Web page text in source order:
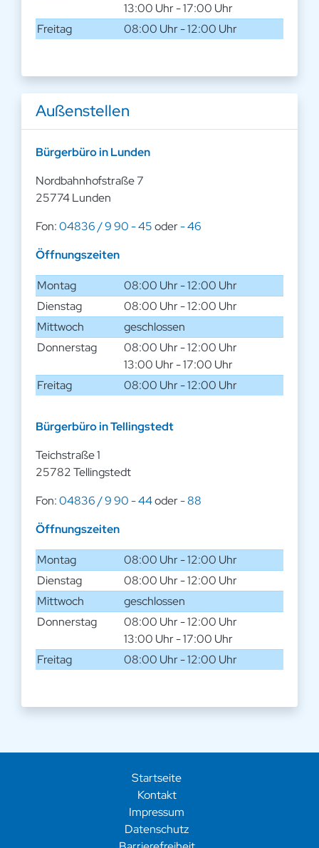
13:00 Uhr - 17:00 Uhr
Freitag
08:00 Uhr - 12:00 Uhr
Außenstellen
Bürgerbüro in Lunden
Nordbahnhofstraße 7
25774 Lunden
Fon:04836 / 9 90 - 45oder- 46
Öffnungszeiten
Montag
08:00 Uhr - 12:00 Uhr
Dienstag
08:00 Uhr - 12:00 Uhr
Mittwoch
geschlossen
Donnerstag
08:00 Uhr - 12:00 Uhr
13:00 Uhr - 17:00 Uhr
Freitag
08:00 Uhr - 12:00 Uhr
Bürgerbüro in Tellingstedt
Teichstraße 1
25782 Tellingstedt
Fon:04836 / 9 90 - 44oder- 88
Öffnungszeiten
Montag
08:00 Uhr - 12:00 Uhr
Dienstag
08:00 Uhr - 12:00 Uhr
Mittwoch
geschlossen
Donnerstag
08:00 Uhr - 12:00 Uhr
13:00 Uhr - 17:00 Uhr
Freitag
08:00 Uhr - 12:00 Uhr
Startseite
Kontakt
Impressum
Datenschutz